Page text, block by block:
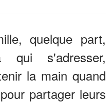
quelque part,
qui s'adresser,
la main quand
partager leurs